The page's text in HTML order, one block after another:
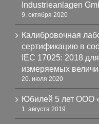
Industrieanlagen
9. октября 2020
Калибровочная
сертификацию в
IEC 17025: 2018
измеряемых
20. июля 2020
Юбилей 5 лет ООО
1. августа 2019